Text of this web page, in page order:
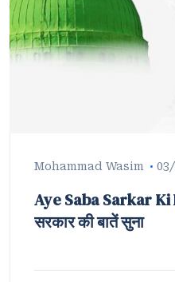
Mohammad Wasim
Aye Saba Sarkar Ki
सरकार की बातें सुना